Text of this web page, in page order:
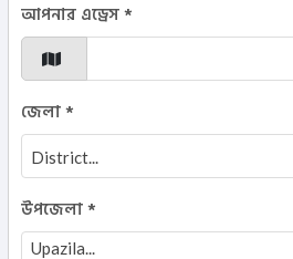
আপনার এড্রেস *
জেলা *
District...
উপজেলা *
Upazila...